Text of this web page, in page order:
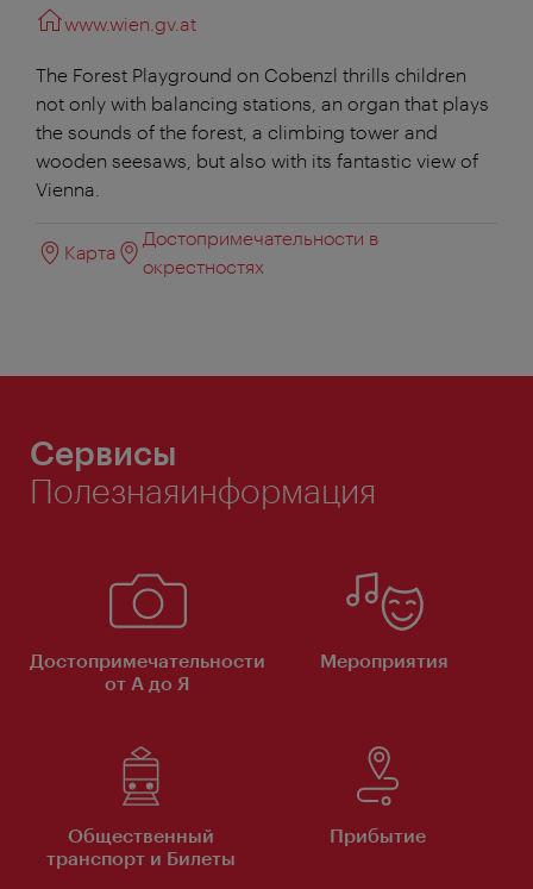
www.wien.gv.at
The Forest Playground on Cobenzl thrills children
not only with balancing stations, an organ that plays
the sounds of the forest, a climbing tower and
wooden seesaws, but also with its fantastic view of
Vienna.
Карта
Достопримечательности в
окрестностях
Сервисы
Полезнаяинформация
Достопримечательности
от А до Я
Мероприятия
Общественный
транспорт и Билеты
Прибытие